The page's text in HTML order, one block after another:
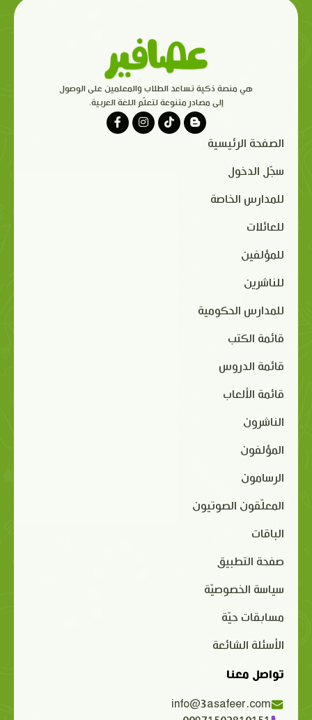
هي منصة ذكية تساعد الطلاب والمعلمين على الوصول
إلى مصادر متنوعة لتعلّم اللغة العربية.
الصفحة الرئيسية
سجّل الدخول
للمدارس الخاصة
للعائلات
للمؤلفين
للناشرين
للمدارس الحكومية
قائمة الكتب
قائمة الدروس
قائمة الألعاب
الناشرون
المؤلفون
الرسامون
المعلّقون الصوتيون
الباقات
صفحة التطبيق
سياسة الخصوصيّة
مسابقات حيّة
الأسئلة الشائعة
تواصل معنا
info@3asafeer.com